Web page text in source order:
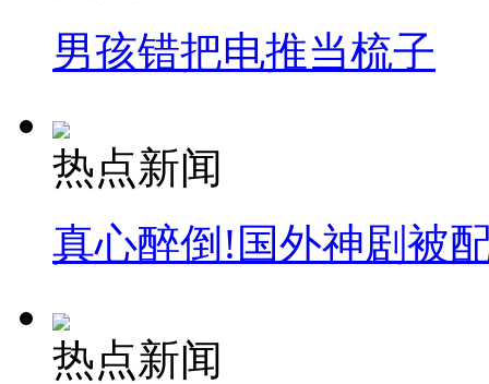
男孩错把电推当梳子
热点新闻
真心醉倒!国外神剧被
热点新闻